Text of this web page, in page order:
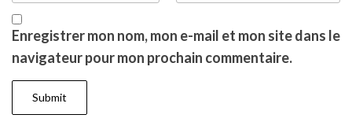
Enregistrer mon nom, mon e-mail et mon site dans le
navigateur pour mon prochain commentaire.